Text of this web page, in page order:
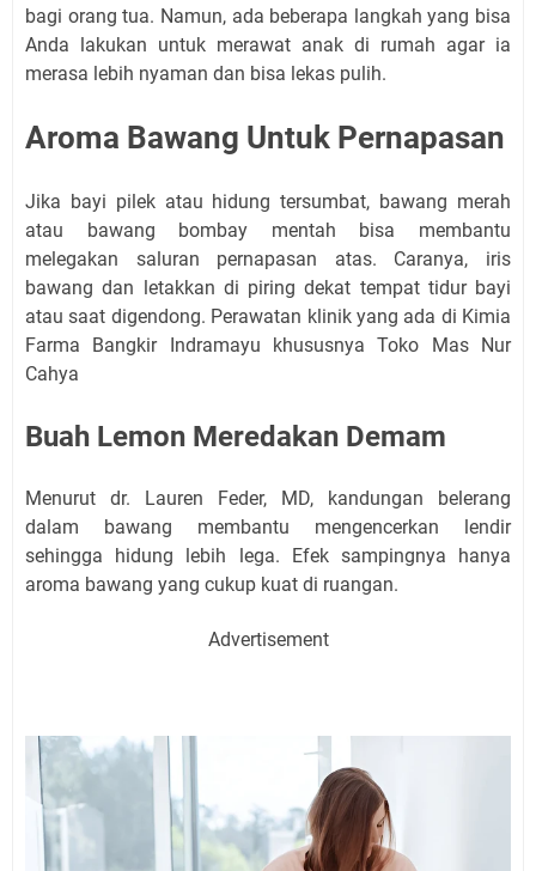
bagi orang tua. Namun, ada beberapa langkah yang bisa
Anda lakukan untuk merawat anak di rumah agar ia
merasa lebih nyaman dan bisa lekas pulih.
Aroma Bawang Untuk Pernapasan
Jika bayi pilek atau hidung tersumbat, bawang merah
atau bawang bombay mentah bisa membantu
melegakan saluran pernapasan atas. Caranya, iris
bawang dan letakkan di piring dekat tempat tidur bayi
atau saat digendong. Perawatan klinik yang ada di Kimia
Farma Bangkir Indramayu khususnya Toko Mas Nur
Cahya
Buah Lemon Meredakan Demam
Menurut dr. Lauren Feder, MD, kandungan belerang
dalam bawang membantu mengencerkan lendir
sehingga hidung lebih lega. Efek sampingnya hanya
aroma bawang yang cukup kuat di ruangan.
Advertisement